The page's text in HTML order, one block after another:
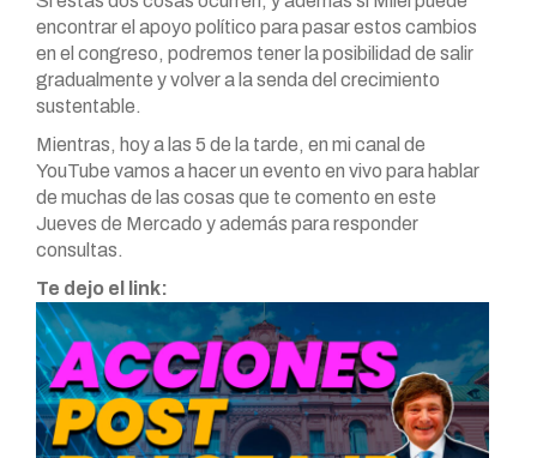
encontrar el apoyo político para pasar estos cambios
en el congreso, podremos tener la posibilidad de salir
gradualmente y volver a la senda del crecimiento
sustentable.
Mientras, hoy a las 5 de la tarde, en mi canal de
YouTube vamos a hacer un evento en vivo para hablar
de muchas de las cosas que te comento en este
Jueves de Mercado y además para responder
consultas.
Te dejo el link: